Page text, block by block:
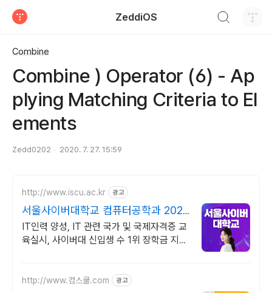
ZeddiOS
Combine
Combine ) Operator (6) - Ap
plying Matching Criteria to El
ements
Zedd0202 2020. 7. 27. 15:59
http://www.iscu.ac.kr 광고
서울사이버대학교 컴퓨터공학과 2026
가을학기 신편입생
IT인력 양성, IT 관련 국가 및 국제자격증 교
육실시, 사이버대 신입생 수 1위 장학금 지급
http://www.컴스쿨.com 광고